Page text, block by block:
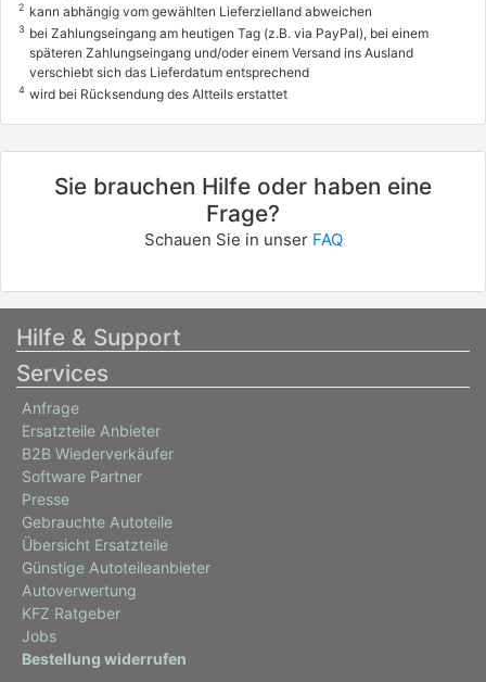
2.5 DI-D 4WD (KB4T)
100 / 136
11/2005 - 12/2015
2 kann abhängig vom gewählten Lieferzielland abweichen
3 bei Zahlungseingang am heutigen Tag (z.B. via PayPal), bei einem
späteren Zahlungseingang und/oder einem Versand ins Ausland
verschiebt sich das Lieferdatum entsprechend
4 wird bei Rücksendung des Altteils erstattet
Sie brauchen Hilfe oder haben eine
Frage?
Schauen Sie in unser FAQ
Hilfe & Support
Services
Anfrage
Ersatzteile Anbieter
B2B Wiederverkäufer
Software Partner
Presse
Gebrauchte Autoteile
Übersicht Ersatzteile
Günstige Autoteileanbieter
Autoverwertung
KFZ Ratgeber
Jobs
Bestellung widerrufen